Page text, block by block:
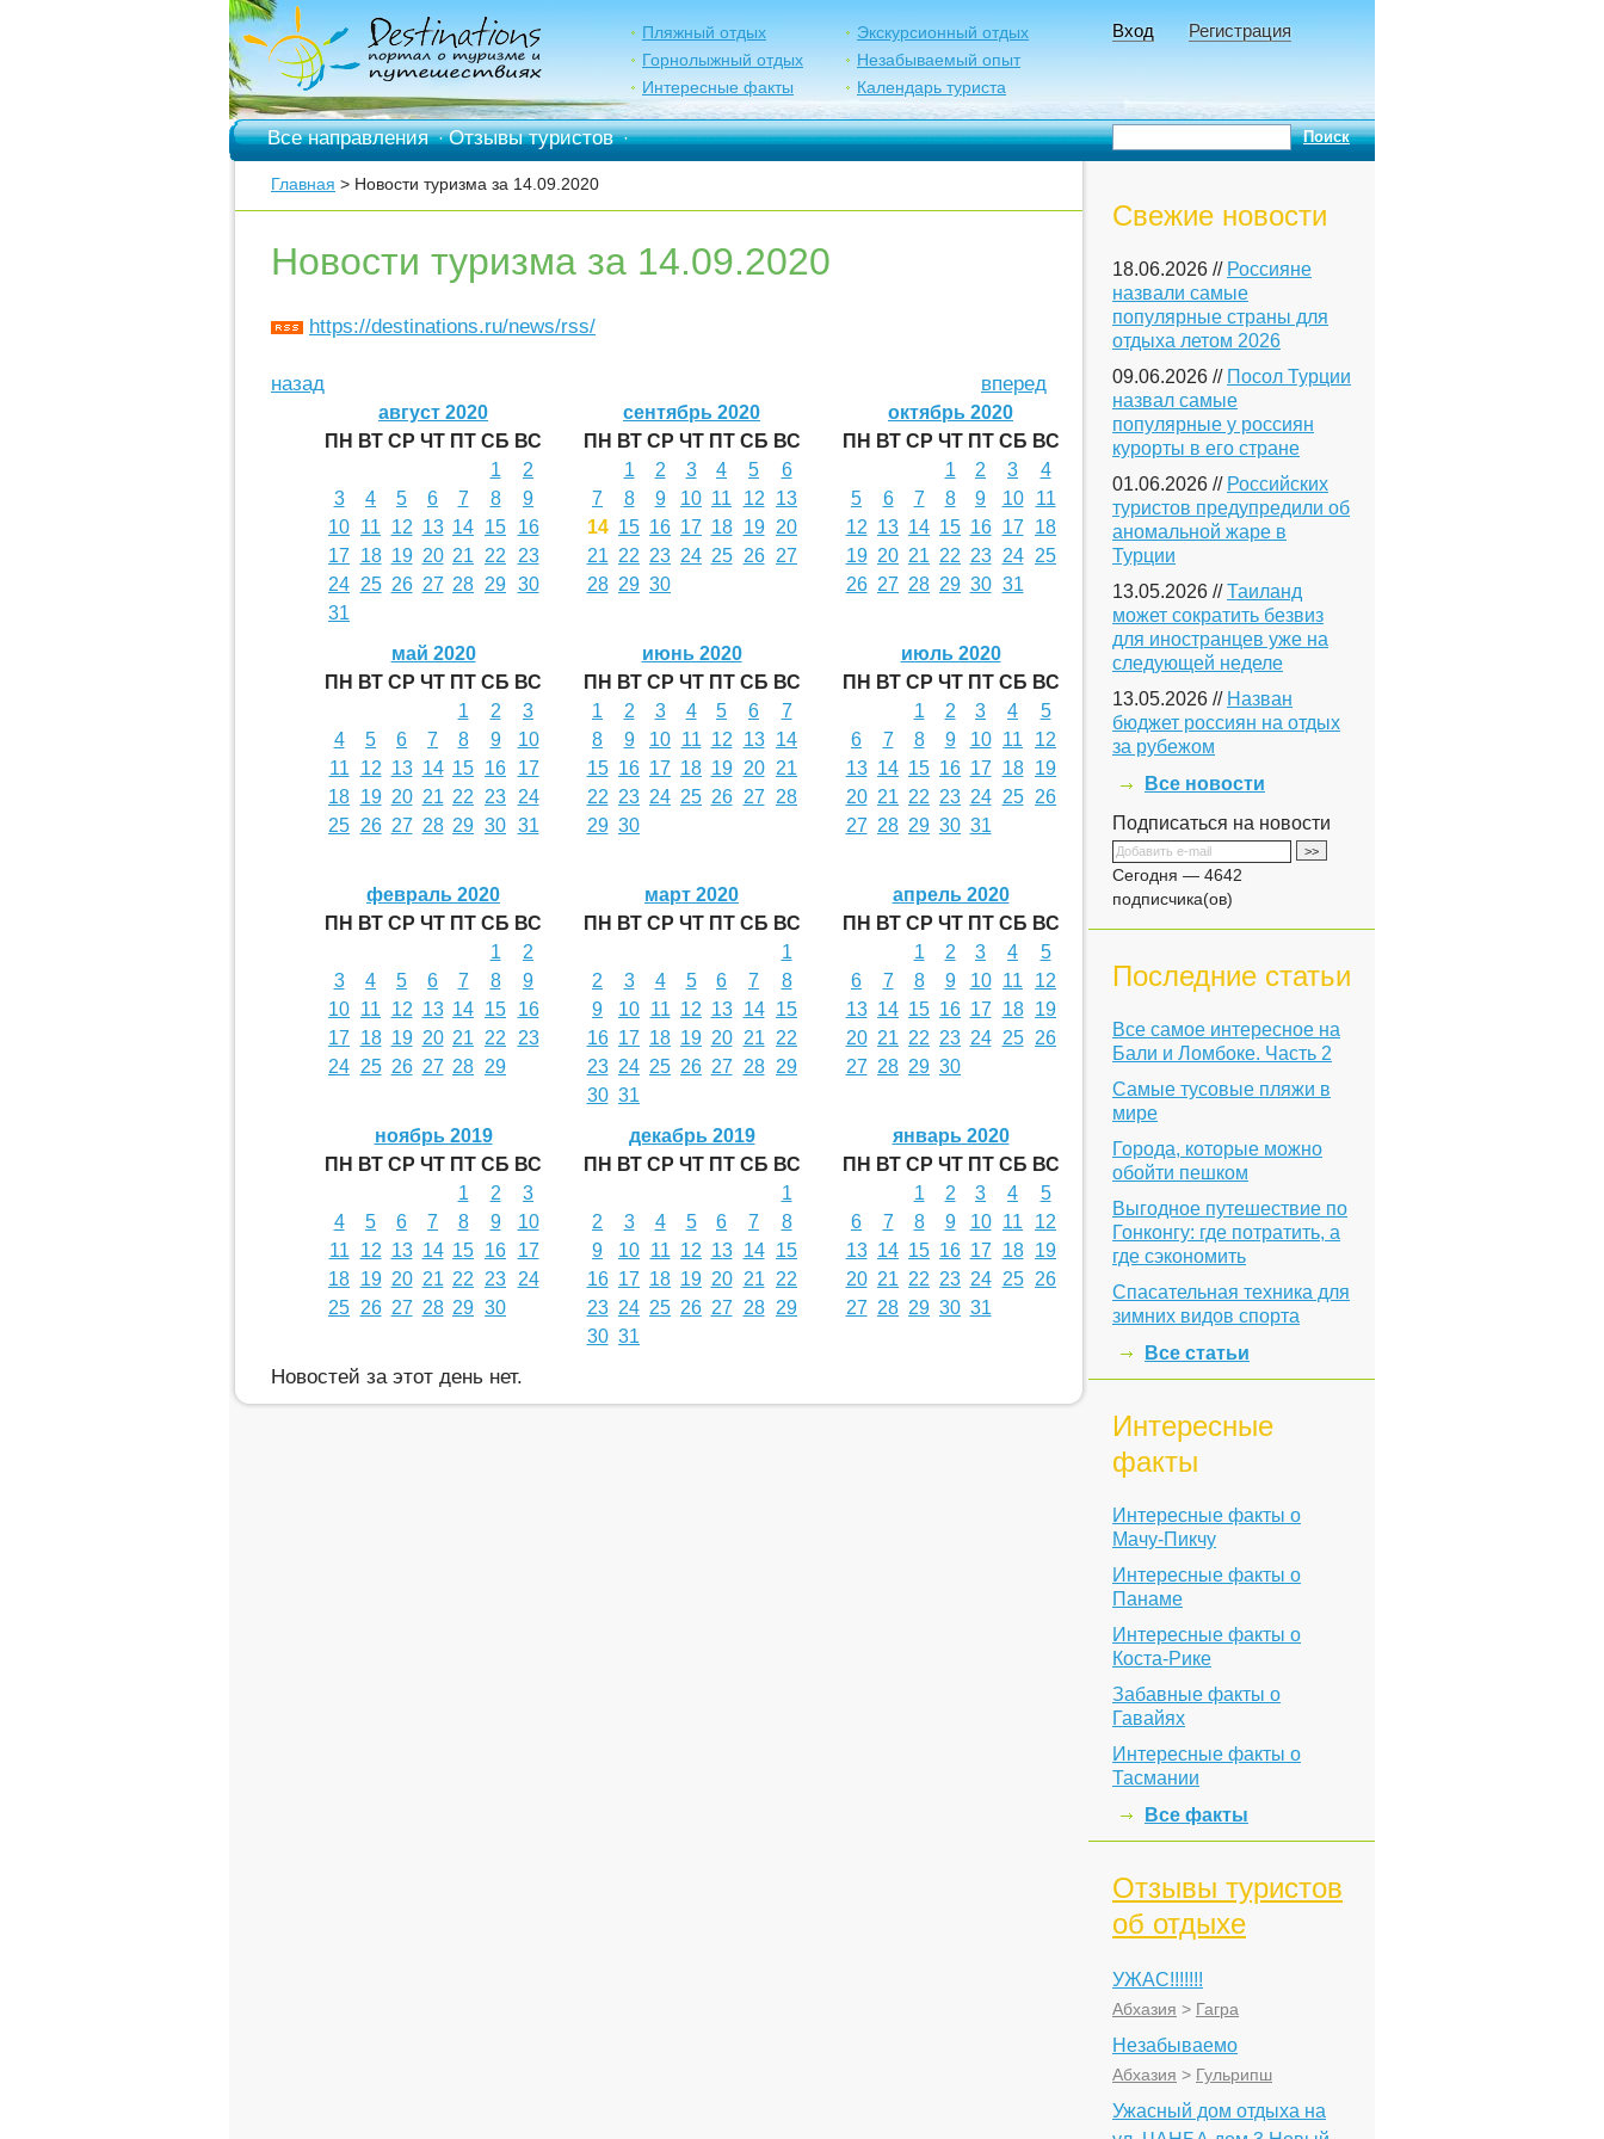
Пляжный отдых
Экскурсионный отдых
Горнолыжный отдых
Незабываемый опыт
Интересные факты
Календарь туриста
Вход Регистрация
Все направления·Отзывы туристов·
Главная > Новости туризма за 14.09.2020
Новости туризма за 14.09.2020
https://destinations.ru/news/rss/
назад вперед
август 2020
ПН ВТ СР ЧТ ПТ СБ ВС
1
2
3
4 5 6 7 8
9
10 11 12 13 14 15
16
17
18 19 20 21 22
23
24 25 26 27 28 29 30
31
сентябрь 2020
ПН ВТ СР ЧТ ПТ СБ ВС
1
2 3 4 5
6
7
8 9 10 11 12
13
14 15 16 17 18 19
20
21 22 23 24 25 26
27
28 29 30
октябрь 2020
ПН ВТ СР ЧТ ПТ СБ ВС
1
2 3
4
5
6 7 8 9 10
11
12 13 14 15 16 17
18
19 20 21 22 23 24
25
26 27 28 29 30 31
май 2020
ПН ВТ СР ЧТ ПТ СБ ВС
1
2
3
4
5 6 7 8 9
10
11
12 13 14 15 16
17
18 19 20 21 22 23
24
25 26 27 28 29 30 31
июнь 2020
ПН ВТ СР ЧТ ПТ СБ ВС
1
2 3 4 5 6
7
8
9 10 11 12 13
14
15 16 17 18 19 20
21
22 23 24 25 26 27
28
29 30
июль 2020
ПН ВТ СР ЧТ ПТ СБ ВС
1
2 3 4
5
6
7 8 9 10 11
12
13 14 15 16 17 18
19
20 21 22 23 24 25
26
27 28 29 30 31
февраль 2020
ПН ВТ СР ЧТ ПТ СБ ВС
1
2
3
4 5 6 7 8
9
10 11 12 13 14 15
16
17
18 19 20 21 22
23
24 25 26 27 28 29
март 2020
ПН ВТ СР ЧТ ПТ СБ ВС
1
2
3 4 5 6 7
8
9
10 11 12 13 14
15
16 17 18 19 20 21
22
23 24 25 26 27 28
29
30 31
апрель 2020
ПН ВТ СР ЧТ ПТ СБ ВС
1
2 3 4
5
6
7 8 9 10 11
12
13 14 15 16 17 18
19
20 21 22 23 24 25
26
27 28 29 30
ноябрь 2019
ПН ВТ СР ЧТ ПТ СБ ВС
1
2
3
4
5 6 7 8 9
10
11
12 13 14 15 16
17
18 19 20 21 22 23
24
25 26 27 28 29 30
декабрь 2019
ПН ВТ СР ЧТ ПТ СБ ВС
1
2
3 4 5 6 7
8
9
10 11 12 13 14
15
16 17 18 19 20 21
22
23 24 25 26 27 28
29
30 31
январь 2020
ПН ВТ СР ЧТ ПТ СБ ВС
1
2 3 4
5
6
7 8 9 10 11
12
13 14 15 16 17 18
19
20 21 22 23 24 25
26
27 28 29 30 31
Новостей за этот день нет.
Свежие новости
18.06.2026 // Россияне
назвали самые
популярные страны для
отдыха летом 2026
09.06.2026 // Посол Турции
назвал самые
популярные у россиян
курорты в его стране
01.06.2026 // Российских
туристов предупредили об
аномальной жаре в
Турции
13.05.2026 //Таиланд
может сократить безвиз
для иностранцев уже на
следующей неделе
13.05.2026 // Назван
бюджет россиян на отдых
за рубежом
Все новости
Подписаться на новости
Сегодня — 4642
подписчика(ов)
Последние статьи
Все самое интересное на
Бали и Ломбоке. Часть 2
Самые тусовые пляжи в
мире
Города, которые можно
обойти пешком
Выгодное путешествие по
Гонконгу: где потратить, а
где сэкономить
Спасательная техника для
зимних видов спорта
Все статьи
Интересные
факты
Интересные факты о
Мачу-Пикчу
Интересные факты о
Панаме
Интересные факты о
Коста-Рике
Забавные факты о
Гавайях
Интересные факты о
Тасмании
Все факты
Отзывы туристов
об отдыхе
УЖАС!!!!!!!
Абхазия > Гагра
Незабываемо
Абхазия > Гульрипш
Ужасный дом отдыха на